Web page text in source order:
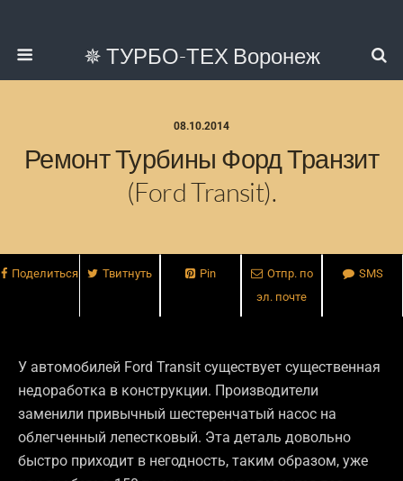
✵ ТУРБО-ТЕХ Воронеж
08.10.2014
Ремонт Турбины Форд Транзит
(Ford Transit).
Поделиться Твитнуть Pin
Отпр. по
эл. почте
SMS
У автомобилей Ford Transit существует существенная
недоработка в конструкции. Производители
заменили привычный шестеренчатый насос на
облегченный лепестковый. Эта деталь довольно
быстро приходит в негодность, таким образом, уже